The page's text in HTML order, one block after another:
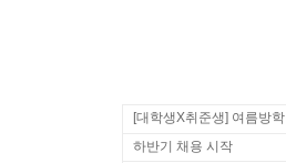
[대학생X취준생] 여름방학
하반기 채용 시작